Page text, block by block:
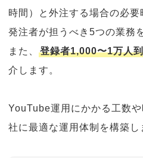
時間）と外注する場合の必
発注者が担うべき5つの業務
また、登録者1,000〜1万人
介します。
YouTube運用にかかる工数
社に最適な運用体制を構築し